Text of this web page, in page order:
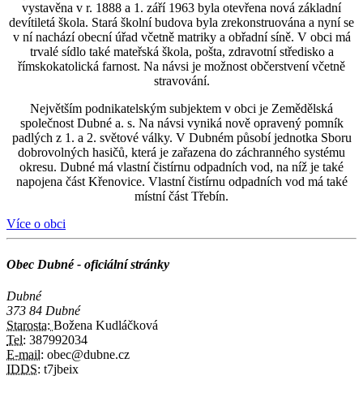
vystavěna v r. 1888 a 1. září 1963 byla otevřena nová základní
devítiletá škola. Stará školní budova byla zrekonstruována a nyní se
v ní nachází obecní úřad včetně matriky a obřadní síně. V obci má
trvalé sídlo také mateřská škola, pošta, zdravotní středisko a
římskokatolická farnost. Na návsi je možnost občerstvení včetně
stravování.
Největším podnikatelským subjektem v obci je Zemědělská
společnost Dubné a. s. Na návsi vyniká nově opravený pomník
padlých z 1. a 2. světové války. V Dubném působí jednotka Sboru
dobrovolných hasičů, která je zařazena do záchranného systému
okresu. Dubné má vlastní čistírnu odpadních vod, na níž je také
napojena část Křenovice. Vlastní čistírnu odpadních vod má také
místní část Třebín.
Více o obci
Obec Dubné - oficiální stránky
Dubné
373 84 Dubné
Starosta: Božena Kudláčková
Tel: 387992034
E-mail: obec@dubne.cz
IDDS: t7jbeix